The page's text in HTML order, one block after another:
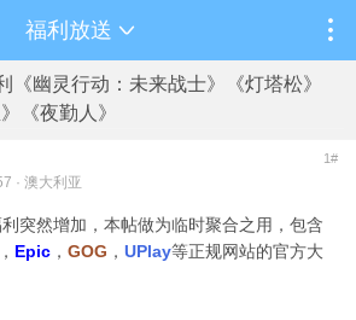
福利放送
《幽灵行动：未来战士》《灯塔松》
《夜勤人》
1#
· 澳大利亚
突然增加，本帖做为临时聚合之用，包含
， Epic ， GOG ， UPlay等正规网站的官方大